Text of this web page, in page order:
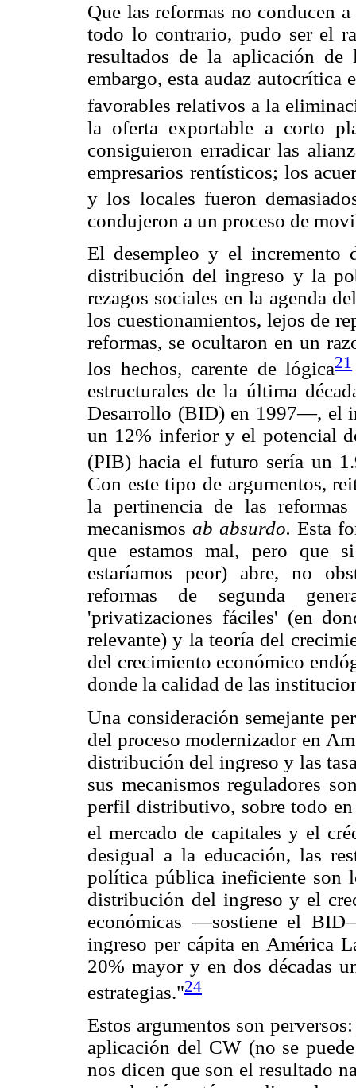
Que las reformas no conducen
todo lo contrario, pudo ser el
resultados de la aplicación de
embargo, esta audaz autocrítica
favorables relativos a la
la oferta exportable a corto
consiguieron erradicar las
empresarios rentísticos; los
y los locales fueron
condujeron a un proceso de
El desempleo y el incremento
distribución del ingreso y la
rezagos sociales en la agenda
los cuestionamientos, lejos de
reformas, se ocultaron en un
los hechos, carente de lógica21
estructurales de la última
Desarrollo (BID) en 1997—, el
un 12% inferior y el potencial
(PIB) hacia el futuro sería un
Con este tipo de argumentos,
la pertinencia de las
mecanismosab absurdo. Esta
que estamos mal, pero que
estaríamos peor) abre, no
reformas de segunda
'privatizaciones fáciles' (en
relevante) y la teoría del
del crecimiento económico
donde la calidad de las
Una consideración semejante
del proceso modernizador en
distribución del ingreso y las
sus mecanismos reguladores
perfil distributivo, sobre todo en
el mercado de capitales y el
desigual a la educación, las
política pública ineficiente son
distribución del ingreso y el
económicas —sostiene el
ingreso per cápita en América
20% mayor y en dos décadas
estrategias."24
Estos argumentos son
aplicación del CW (no se
nos dicen que son el resultado